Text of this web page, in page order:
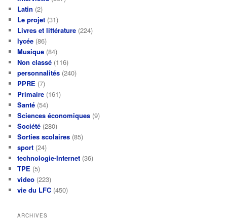
Latin (2)
Le projet (31)
Livres et littérature (224)
lycée (86)
Musique (84)
Non classé (116)
personnalités (240)
PPRE (7)
Primaire (161)
Santé (54)
Sciences économiques (9)
Société (280)
Sorties scolaires (85)
sport (24)
technologie-Internet (36)
TPE (5)
video (223)
vie du LFC (450)
ARCHIVES